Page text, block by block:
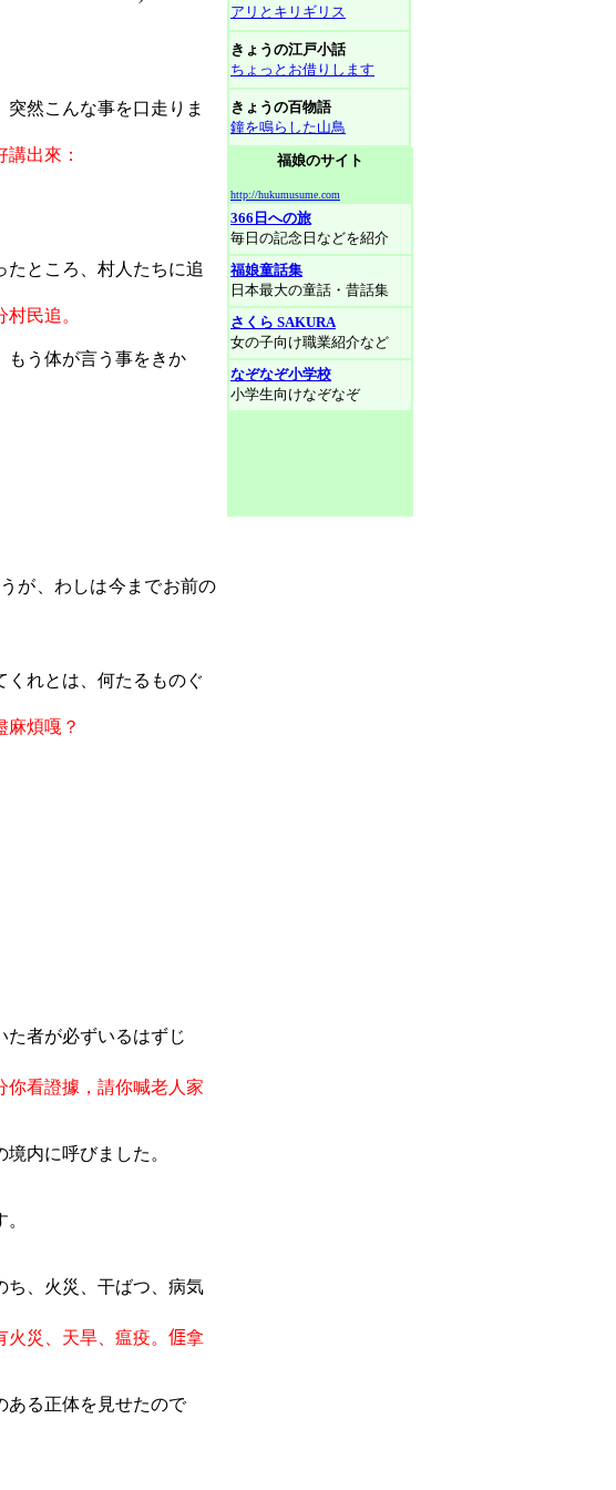
然こんな事を口走りま
出來：
たところ、村人たちに追
民追。
もう体が言う事をきか
うが わしは今 までお前の
くれとは 、何たるものぐ
麻煩嘎？
た者が必ずいるはずじ
你看證據，請你喊老人家
境内に呼びました 。
ち、火災、干ばつ、病気
災、天旱、瘟疫。 𠊎拿
ある正体を見せたので
アリとキリギリス
きょうの江戸小話
ちょっとお借りします
きょうの百物語
鐘を鳴らした山鳥
福娘のサイト
http://hukumusume.com
366日への旅
毎日の記念日などを紹介
福娘童話集
日本最大の童話・昔話集
さくら SAKURA
女の子向け職業紹介など
なぞなぞ小学校
小学生向けなぞなぞ